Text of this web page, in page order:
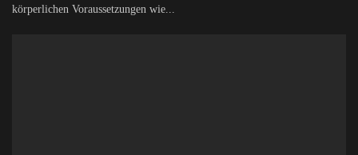
körperlichen Voraussetzungen wie...